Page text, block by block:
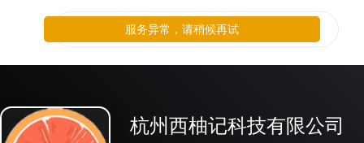
杭州西柚记科技有限公司
服务异常，请稍候再试